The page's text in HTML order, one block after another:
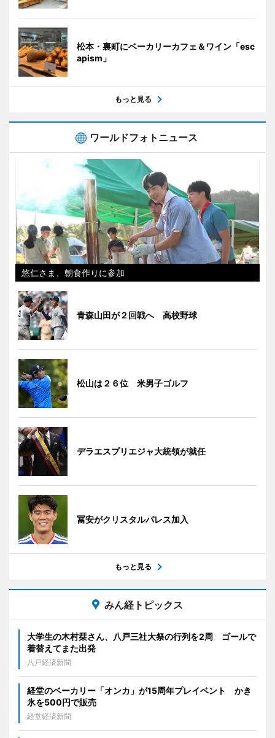
松本・裏町にベーカリーカフェ＆ワイン「esc
apism」
もっと見る
ワールドフォトニュース
悠仁さま、朝食作りに参加
青森山田が２回戦へ 高校野球
松山は２６位 米男子ゴルフ
デラエスプリエジャ大統領が就任
冨安がクリスタルパレス加入
もっと見る
みん経トピックス
大学生の木村栞さん、八戸三社大祭の行列を2周 ゴールで
着替えてまた出発
八戸経済新聞
経堂のベーカリー「オンカ」が15周年プレイベント かき
氷を500円で販売
経堂経済新聞